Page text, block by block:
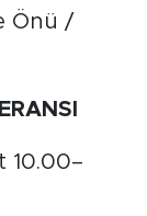
Önü /
10.00–